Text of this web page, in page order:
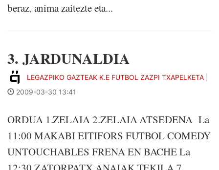
beraz, anima zaitezte eta...
3. JARDUNALDIA
LEGAZPIKO GAZTEAK K.E FUTBOL ZAZPI TXAPELKETA
2009-03-30 13:41
ORDUA 1.ZELAIA 2.ZELAIA ATSEDENA La
11:00 MAKABI EITIFORS FUTBOL COMEDY
UNTOUCHABLES FRENA EN BACHE La